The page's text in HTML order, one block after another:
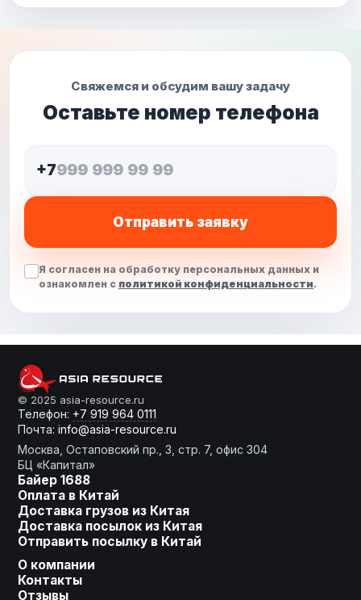
Свяжемся и обсудим вашу задачу
Оставьте номер телефона
+7
Отправить заявку
Я согласен на обработку персональных данных и
ознакомлен с политикой конфиденциальности.
Готовы получить
От слов к делу
Ваше имя
Оставьте заявку, мы сделаем
для Вас индивидуальное
предложение!
© 2025 asia-resource.ru
Телефон: +7 919 964 0111
Почта: info@asia-resource.ru
Москва, Остаповский пр., 3, стр. 7, офис 304
БЦ «Капитал»
Байер 1688
Оплата в Китай
Доставка грузов из Китая
Доставка посылок из Китая
Отправить посылку в Китай
О компании
Контакты
Отзывы